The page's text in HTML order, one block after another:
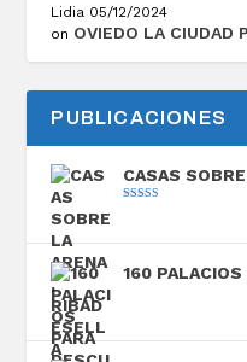
Lidia 05/12/2024
on OVIEDO LA CIUDAD
PUBLICACIONES
CASAS
160 PALACIOS